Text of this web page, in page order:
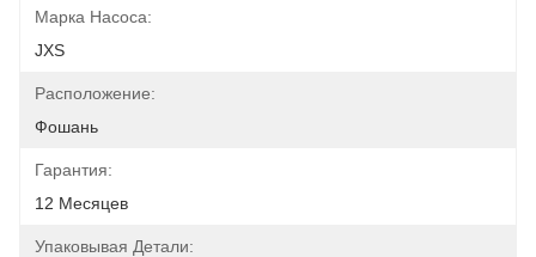
Марка Насоса:
JXS
Расположение:
Фошань
Гарантия:
12 Месяцев
Упаковывая Детали: